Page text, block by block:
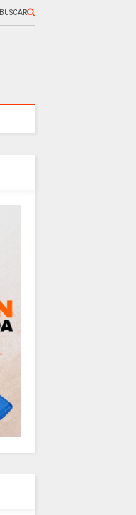
BUSCAR